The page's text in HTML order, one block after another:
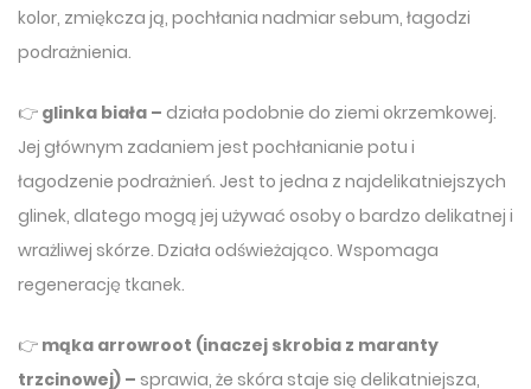
kolor, zmiękcza ją, pochłania nadmiar sebum, łagodzi
podrażnienia.
👉 glinka biała – działa podobnie do ziemi okrzemkowej.
Jej głównym zadaniem jest pochłanianie potu i
łagodzenie podrażnień. Jest to jedna z najdelikatniejszych
glinek, dlatego mogą jej używać osoby o bardzo delikatnej i
wrażliwej skórze. Działa odświeżająco. Wspomaga
regenerację tkanek.
👉 mąka arrowroot (inaczej skrobia z maranty
trzcinowej) – sprawia, że skóra staje się delikatniejsza,